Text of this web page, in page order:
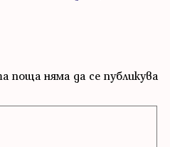
поща няма да се публикува